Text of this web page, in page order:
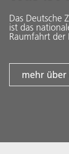
Das Deutsche
ist das
Raumfahrt der
mehr über